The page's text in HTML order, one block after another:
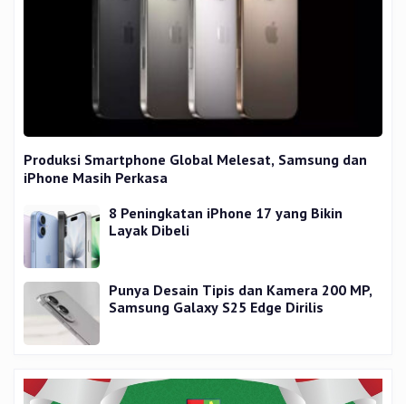
Produksi Smartphone Global Melesat, Samsung dan
iPhone Masih Perkasa
8 Peningkatan iPhone 17 yang Bikin
Layak Dibeli
Punya Desain Tipis dan Kamera 200 MP,
Samsung Galaxy S25 Edge Dirilis